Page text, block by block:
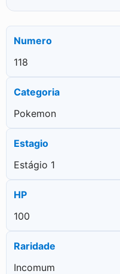
Numero
118
Categoria
Pokemon
Estagio
Estágio 1
HP
100
Raridade
Incomum